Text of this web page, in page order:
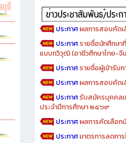
Advertise
ประกาศผลการสอบคัดเ
ประกาศรายชื่อนักศึกษา
แบบทวิวุฒิ (อาชีวศึกษาไทย-จี
ประกาศรายชื่อผู้เข้ารับ
ประกาศผลการสอบคัดเ
ประกาศรับสมัครบุคคลเ